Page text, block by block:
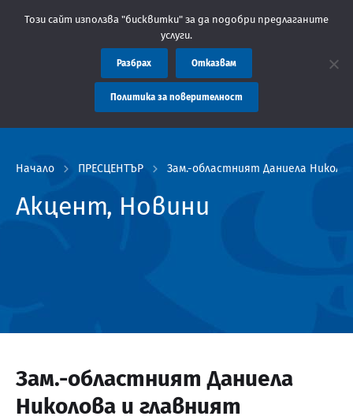
Областна администрация Пловдив препоръчва
Начало ПРЕСЦЕНТЪР Зам.-областният Даниела
Акцент, Новини
Зам.-областният Даниела
Николова и главният
Този сайт използва "бисквитки" за да подобри предлаганите
услуги.
Разбрах Отказвам
Политика за поверителност